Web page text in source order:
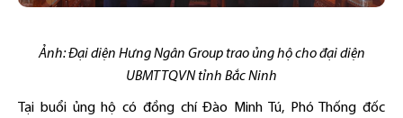
Ảnh: Đại diện Hưng Ngân Group trao ủng hộ cho đại diện
UBMTTQVN tỉnh Bắc Ninh
Tại buổi ủng hộ có đồng chí Đào Minh Tú, Phó Thống đốc